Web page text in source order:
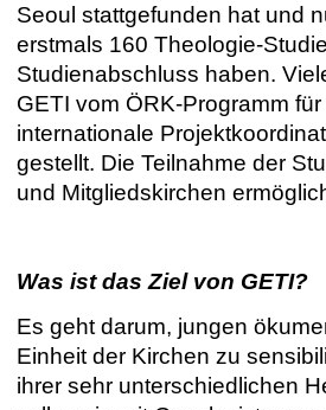
Seoul stattgefunden hat und
erstmals 160 Theologie-
Studienabschluss haben.
GETI vom ÖRK-Programm
internationale
gestellt. Die Teilnahme der
und Mitgliedskirchen
Was ist das Ziel von GETI?
Es geht darum, jungen
Einheit der Kirchen zu
ihrer sehr unterschiedlichen